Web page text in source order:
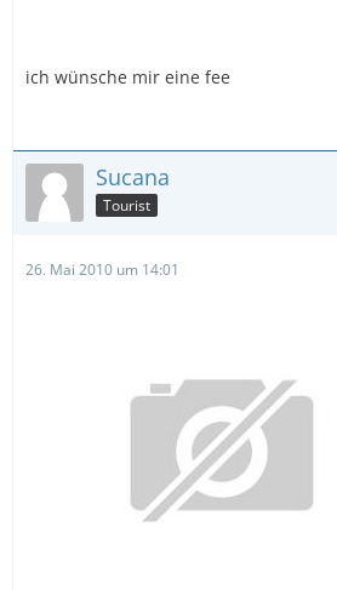
ich wünsche mir eine fee
Sucana
Tourist
26. Mai 2010 um 14:01